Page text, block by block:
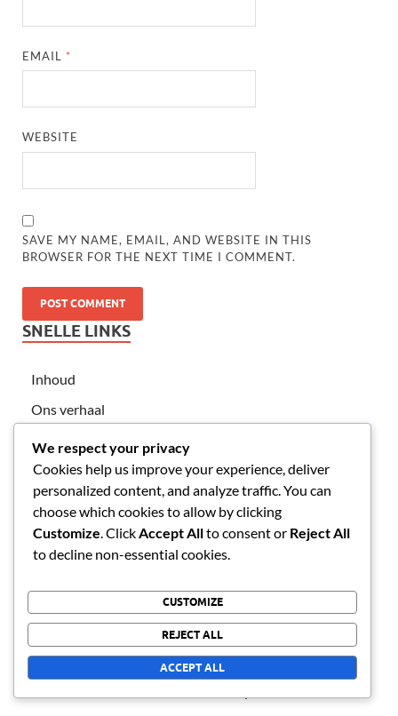
EMAIL *
WEBSITE
SAVE MY NAME, EMAIL, AND WEBSITE IN THIS
BROWSER FOR THE NEXT TIME I COMMENT.
SNELLE LINKS
Inhoud
Ons verhaal
LAATSTE BERICHTEN
Top Duitse Tennis spelers Prestatie Metrics in 2023
Top Hongaarse Tennis Spelers Prestatie Metrics
Uitgebreide Checklist van Statistieken van Oekraïense
Tennis spelers
We respect your privacy
Cookies help us improve your experience, deliver
personalized content, and analyze traffic. You can
choose which cookies to allow by clicking
Customize . Click Accept Allto consent or Reject All
to decline non-essential cookies.
CUSTOMIZE
REJECT ALL
ACCEPT ALL